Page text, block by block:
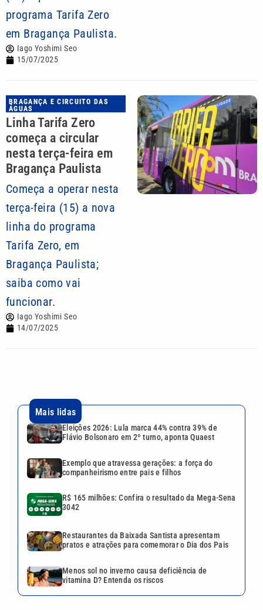
programa Tarifa Zero
em Bragança Paulista.
Iago Yoshimi Seo
15/07/2025
BRAGANÇA E CIRCUITO DAS
ÁGUAS
Linha Tarifa Zero
começa a circular
nesta terça-feira em
Bragança Paulista
Começa a operar nesta
terça-feira (15) a nova
linha do programa
Tarifa Zero, em
Bragança Paulista;
saiba como vai
funcionar.
Iago Yoshimi Seo
14/07/2025
Mais lidas
Eleições 2026: Lula marca 44% contra 39% de
Flávio Bolsonaro em 2º turno, aponta Quaest
Exemplo que atravessa gerações: a força do
companheirismo entre pais e filhos
R$ 165 milhões: Confira o resultado da Mega-Sena
3042
Restaurantes da Baixada Santista apresentam
pratos e atrações para comemorar o Dia dos Pais
Menos sol no inverno causa deficiência de
vitamina D? Entenda os riscos